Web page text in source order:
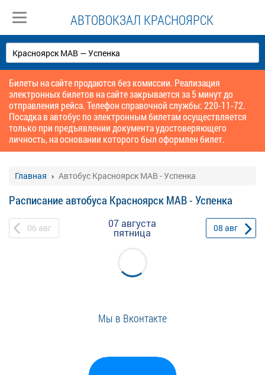
АВТОВОКЗАЛ КРАСНОЯРСК
Билеты на сайте продаются без комиссии. Реализация
электронных билетов на сайте закрывается за 5 минут до
отправления рейса. Телефон справочной службы: 220-11-72.
Посадка в автобус по электронным билетам осуществляется
только при предъявлении документа удостоверяющего
личность, на основании которого был оформлен билет.
Главная Автобус Красноярск МАВ - Успенка
Расписание автобуса Красноярск МАВ - Успенка
06 авг 07 августа
пятница 08 авг
Мы в Вконтакте